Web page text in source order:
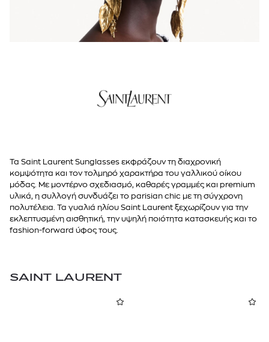
Τα Saint Laurent Sunglasses εκφράζουν τη διαχρονική
κομψότητα και τον τολμηρό χαρακτήρα του γαλλικού οίκου
μόδας. Με μοντέρνο σχεδιασμό, καθαρές γραμμές και premium
υλικά, η συλλογή συνδυάζει το parisian chic με τη σύγχρονη
πολυτέλεια. Τα γυαλιά ηλίου Saint Laurent ξεχωρίζουν για την
εκλεπτυσμένη αισθητική, την υψηλή ποιότητα κατασκευής και το
fashion-forward ύφος τους.
SAINT LAURENT